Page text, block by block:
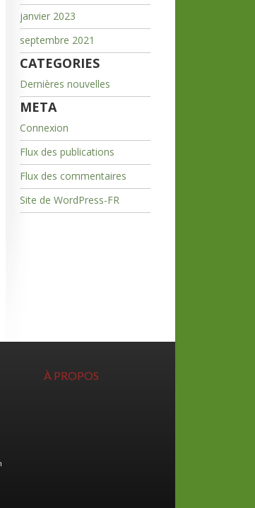
janvier 2023
septembre 2021
CATEGORIES
Dernières nouvelles
META
Connexion
Flux des publications
Flux des commentaires
Site de WordPress-FR
À PROPOS